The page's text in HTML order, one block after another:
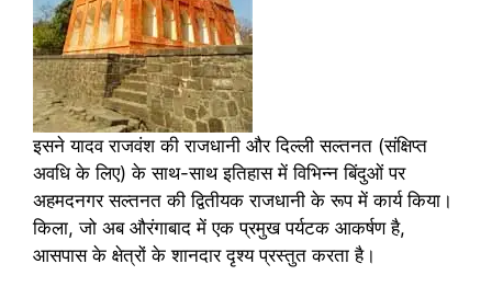
इसने यादव राजवंश की राजधानी और दिल्ली सल्तनत (संक्षिप्त
अवधि के लिए) के साथ-साथ इतिहास में विभिन्न बिंदुओं पर
अहमदनगर सल्तनत की द्वितीयक राजधानी के रूप में कार्य किया।
किला, जो अब औरंगाबाद में एक प्रमुख पर्यटक आकर्षण है,
आसपास के क्षेत्रों के शानदार दृश्य प्रस्तुत करता है।